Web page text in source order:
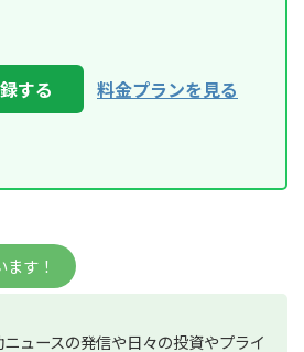
する 料金プランを見る
す！
ュースの発信や日々の投資やプライ